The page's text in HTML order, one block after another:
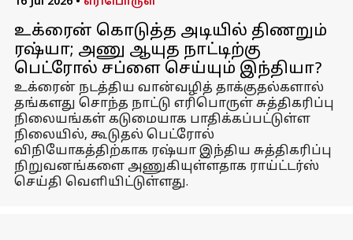
உக்ரைன் கொடுத்த அடியில் திணறும்
ரஷ்யா; அணு ஆயுத நாட்டிற்கு
பெட்ரோல் சப்ளை செய்யும் இந்தியா?
உக்ரைன் நடத்திய வான்வழித் தாக்குதல்களால்
தங்களது சொந்த நாட்டு எரிபொருள் சுத்திகரிப்பு
நிலையங்கள் கடுமையாக பாதிக்கப்பட்டுள்ள
நிலையில், கூடுதல் பெட்ரோல்
விநியோகத்திற்காக ரஷ்யா இந்திய சுத்திகரிப்பு
நிறுவனங்களை அணுகியுள்ளதாக ராய்ட்டர்ஸ்
செய்தி வெளியிட்டுள்ளது.